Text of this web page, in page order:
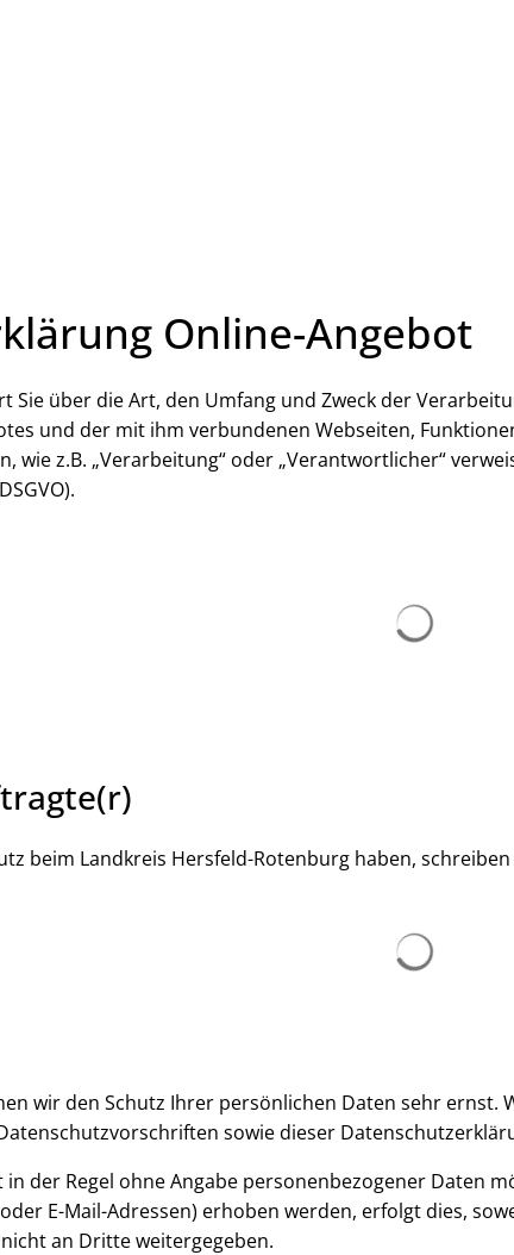
Online-Angebot
Sie über die Art, den Umfang und Zweck der
und der mit ihm verbundenen Webseiten,
wie z.B. „Verarbeitung“ oder „Verantwortlicher“
beim Landkreis Hersfeld-Rotenburg haben,
wir den Schutz Ihrer persönlichen Daten sehr
sowie dieser
der Regel ohne Angabe personenbezogener Daten
E-Mail-Adressen) erhoben werden, erfolgt dies,
an Dritte weitergegeben.